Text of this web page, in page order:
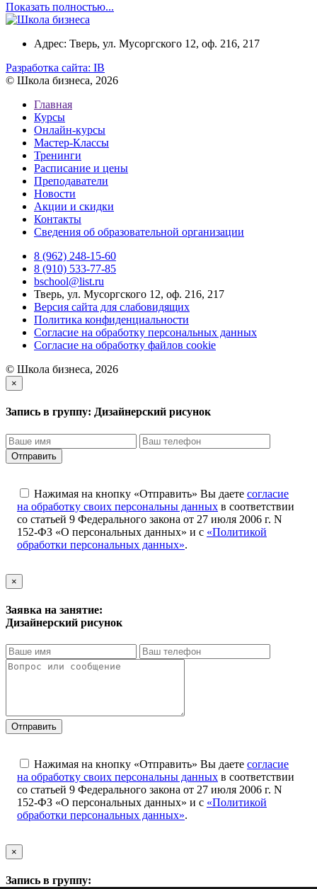
Показать полностью...
Адрес: Тверь, ул. Мусоргского 12, оф. 216, 217
Разработка сайта: IB
© Школа бизнеса, 2026
Главная
Курсы
Онлайн-курсы
Мастер-Классы
Тренинги
Расписание и цены
Преподаватели
Новости
Акции и скидки
Контакты
Сведения об образовательной организации
8 (962) 248-15-60
8 (910) 533-77-85
bschool@list.ru
Тверь, ул. Мусоргского 12, оф. 216, 217
Версия сайта для слабовидящих
Политика конфиденциальности
Согласие на обработку персональных данных
Согласие на обработку файлов cookie
© Школа бизнеса, 2026
×
Запись в группу: Дизайнерский рисунок
Отправить
Нажимая на кнопку «Отправить» Вы даете согласие
на обработку своих персональны данных в соответствии
со статьей 9 Федерального закона от 27 июля 2006 г. N
152-ФЗ «О персональных данных» и с «Политикой
обработки персональных данных».
×
Заявка на занятие:
Дизайнерский рисунок
Отправить
Нажимая на кнопку «Отправить» Вы даете согласие
на обработку своих персональны данных в соответствии
со статьей 9 Федерального закона от 27 июля 2006 г. N
152-ФЗ «О персональных данных» и с «Политикой
обработки персональных данных».
×
Запись в группу: